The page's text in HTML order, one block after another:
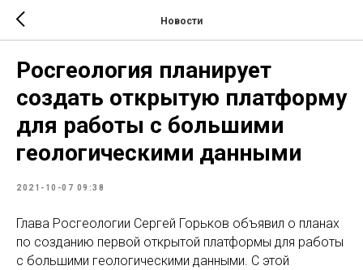
Новости
Росгеология планирует
создать открытую платформу
для работы с большими
геологическими данными
2021-10-07 09:38
Глава Росгеологии Сергей Горьков объявил о планах
по созданию первой открытой платформы для работы
с большими геологическими данными. С этой